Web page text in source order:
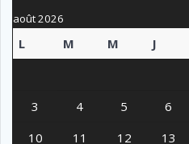
août 2026
L M M J
3
4 5 6
10
11 12 13